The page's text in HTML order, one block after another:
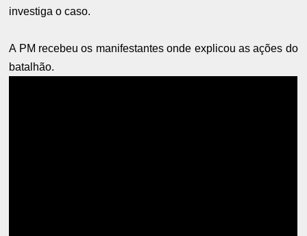
investiga o caso.
A PM recebeu os manifestantes onde explicou as ações do
batalhão.